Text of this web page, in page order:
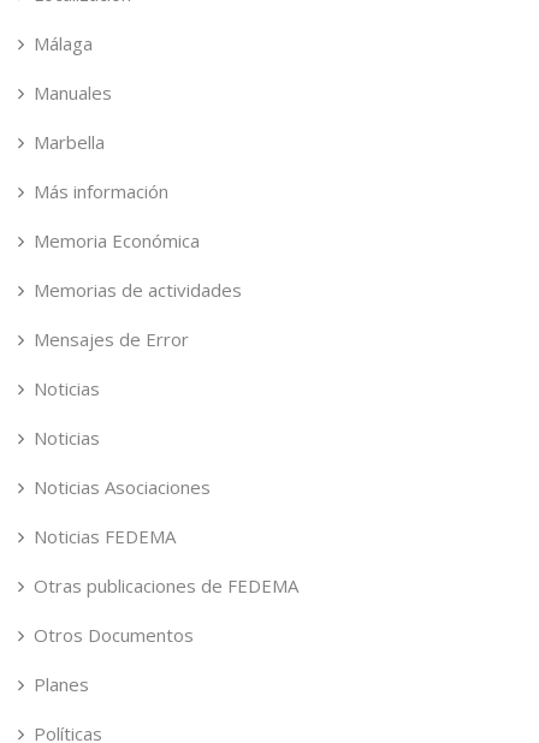
Málaga
Manuales
Marbella
Más información
Memoria Económica
Memorias de actividades
Mensajes de Error
Noticias
Noticias
Noticias Asociaciones
Noticias FEDEMA
Otras publicaciones de FEDEMA
Otros Documentos
Planes
Políticas